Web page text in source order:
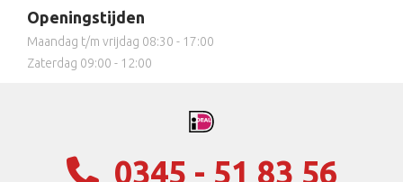
Openingstijden
Maandag t/m vrijdag 08:30 - 17:00
Zaterdag 09:00 - 12:00
0345 - 51 83 56